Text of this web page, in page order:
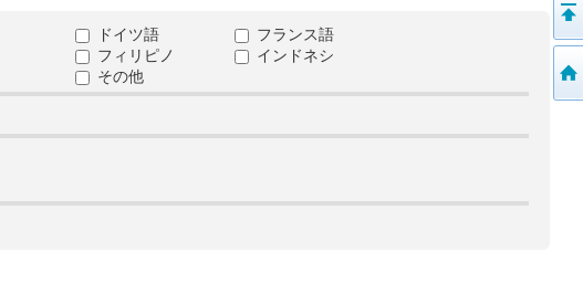
ドイツ語
フランス語
フィリピノ
インドネシ
その他